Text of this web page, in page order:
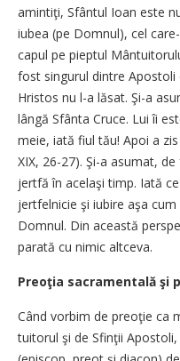
amintiţi, Sfân­tul Ioan este
iubea (pe Dom­­nul), cel
capul pe piep­tul
fost sin­gurul dintre
Hristos nu l-a lăsat. Şi-a
lângă Sfânta Cruce. Lui îi
me­ie, iată fiul tău! Apoi a
XIX, 26-27). Şi-a asumat,
jertfă în ace­laşi timp. Iată
jertfelnicie şi iubire aşa
Domnul. Din a­ceas­­tă
pa­rată cu nimic altceva.
Preoţia sacramentală şi
Când vorbim de preoţie ca
tuitorul şi de Sfinţii